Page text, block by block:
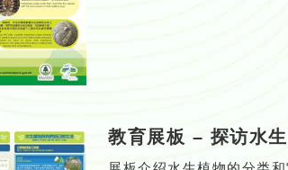
教育展板 – 探访水